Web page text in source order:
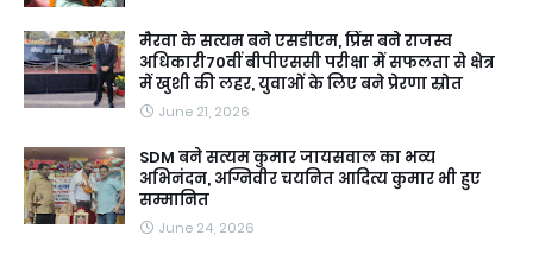
मैरवा के सत्यम बने एसडीएम, प्रिंस बने राजस्व
अधिकारी70वीं बीपीएससी परीक्षा में सफलता से क्षेत्र
में खुशी की लहर, युवाओं के लिए बने प्रेरणा स्रोत
June 21, 2026
SDM बने सत्यम कुमार जायसवाल का भव्य
अभिनंदन, अग्निवीर चयनित आदित्य कुमार भी हुए
सम्मानित
June 24, 2026